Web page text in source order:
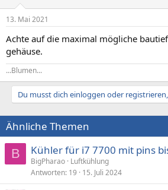
13. Mai 2021
Achte auf die maximal mögliche
gehäuse.
...Blumen...
Du musst dich einloggen oder
Ähnliche Themen
B Kühler für i7 7700 mit pins
BigPharao Luftkühlung
Antworten 19 15. Juli 2024